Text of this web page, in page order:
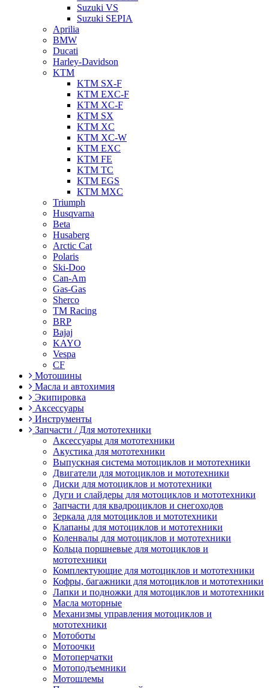
Suzuki VS
Suzuki SEPIA
Aprilia
BMW
Ducati
Harley-Davidson
KTM
KTM SX-F
KTM EXC-F
KTM XC-F
KTM SX
KTM XC
KTM XC-W
KTM EXC
KTM FE
KTM TC
KTM EGS
KTM MXC
Triumph
Husqvarna
Beta
Husaberg
Arctic Cat
Polaris
Ski-Doo
Can-Am
Gas-Gas
Sherco
TM Racing
BRP
Bajaj
KAYO
Vespa
CF
Мотошины
Масла и автохимия
Экипировка
Аксессуары
Инструменты
Запчасти / Для мототехники
Аксессуары для мототехники
Акустика для мототехники
Выпускная система мотоциклов и мототехники
Двигатели для мотоциклов и мототехники
Диски для мотоциклов и мототехники
Дуги и слайдеры для мотоциклов и мототехники
Запчасти для квадроциклов и снегоходов
Зеркала для мотоциклов и мототехники
Клапаны для мотоциклов и мототехники
Коленвалы для мотоциклов и мототехники
Кольца поршневые для мотоциклов и
мототехники
Комплектующие для мотоциклов и мототехники
Кофры, багажники для мотоциклов и мототехники
Лапки и подножки для мотоциклов и мототехники
Масла моторные
Механизмы управления мотоциклов и
мототехники
Мотоботы
Мотоочки
Мотоперчатки
Мотоподъемники
Мотошлемы